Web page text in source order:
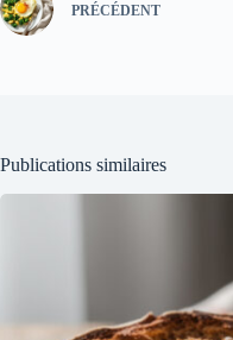
PRÉCÉDENT
Publications similaires